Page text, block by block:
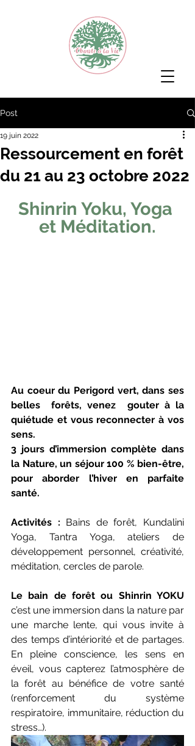
Post
Ressourcement en forêt
du 21 au 23 octobre 2022
19 juin 2022
Shinrin Yoku, Yoga
et Méditation.
Au coeur du Perigord vert, dans ses
belles  forêts, venez  gouter à la
quiétude et vous reconnecter à vos
sens.
3 jours d’immersion complète dans
la Nature, un séjour 100 % bien-être,
pour aborder l’hiver en parfaite
santé.
Activités : Bains de forêt, Kundalini
Yoga, Tantra Yoga, ateliers de
développement personnel, créativité,
méditation, cercles de parole.
c’est une immersion dans la nature par
une marche lente, qui vous invite à
des temps d’intériorité et de partages.
En pleine conscience, les sens en
éveil, vous capterez l’atmosphère de
la forêt au bénéfice de votre santé
(renforcement du système
respiratoire, immunitaire, réduction du
stress…).